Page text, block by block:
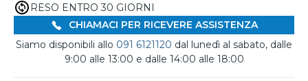
RESO ENTRO 30 GIORNI
CHIAMACI PER RICEVERE ASSISTENZA
Siamo disponibili allo 091 6121120 dal lunedì al sabato, dalle
9:00 alle 13:00 e dalle 14:00 alle 18:00